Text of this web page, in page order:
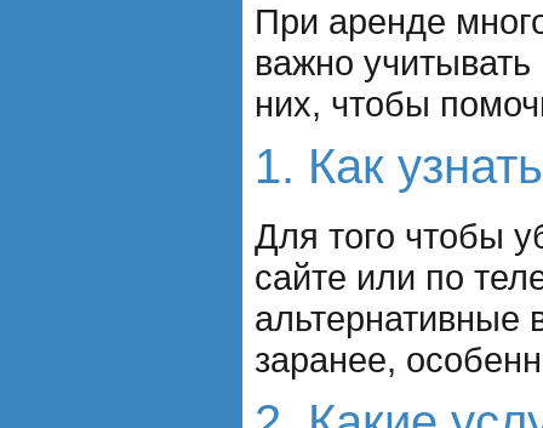
При аренде
важно
них, чтобы
1. Как
Для того чтобы
сайте или по
альтернативные
заранее,